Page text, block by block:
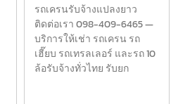
รถเครนรับจ้างแปลงยาว
ติดต่อเรา 098-409-6465 —
บริการให้เช่า รถเครน รถ
เฮี๊ยบ รถเทรลเลอร์ และรถ 10
ล้อรับจ้างทั่วไทย รับยก